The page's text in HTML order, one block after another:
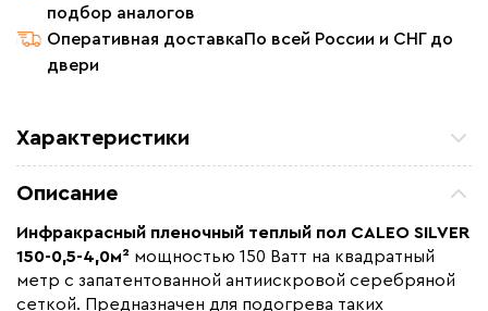
подбор аналогов
Оперативная доставкаПо всей России и СНГ до
двери
Характеристики
Мощность (Вт) 600
Назначение
Под линолеум / ковролин,
Описание
Инфракрасный пленочный теплый пол CALEO SILVER
150-0,5-4,0м² мощностью 150 Ватт на квадратный
метр с запатентованной антиискровой серебряной
сеткой. Предназначен для подогрева таких